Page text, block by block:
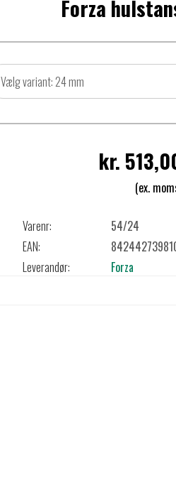
Forza
Vælg variant: 24 mm
kr.
(ex.
Varenr:
54/24
EAN:
Leverandør:
Forza